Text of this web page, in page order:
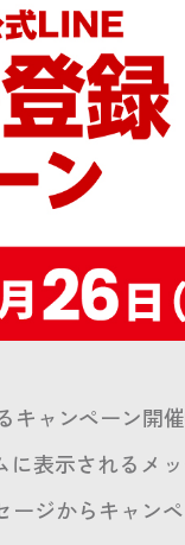
キャンペーン開催
に表示されるメ
ージからキャン